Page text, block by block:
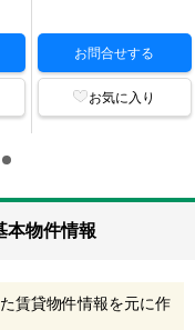
お問合せする
お気に入り
本物件情報
賃貸物件情報を元に作